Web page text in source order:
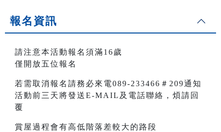
報名資訊
請注意本活動報名須滿16歲
僅開放五位報名
若需取消報名請務必來電089-233466＃209通知
活動前三天將發送E-MAIL及電話聯絡，煩請回
覆
賞屋過程會有高低階落差較大的路段